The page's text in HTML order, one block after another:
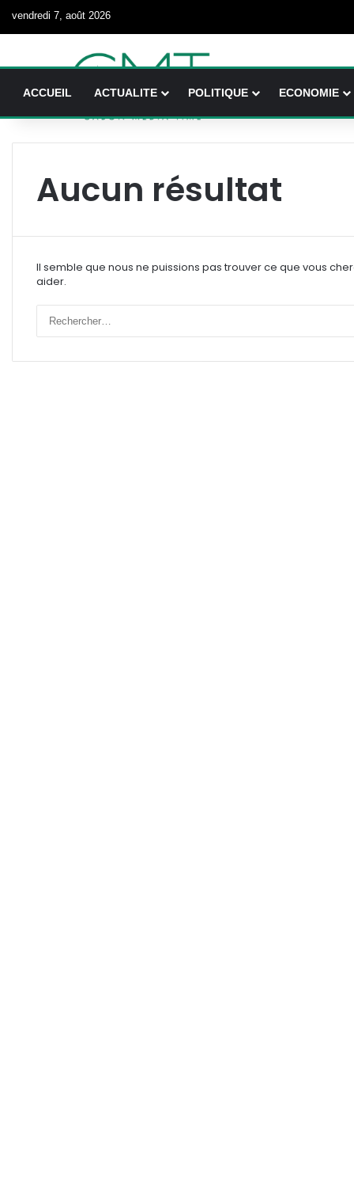
vendredi 7, août 2026
ACCUEIL ACTUALITE POLITIQUE ECONOMIE
Aucun résultat
Il semble que nous ne puissions pas trouver ce que vous
aider.